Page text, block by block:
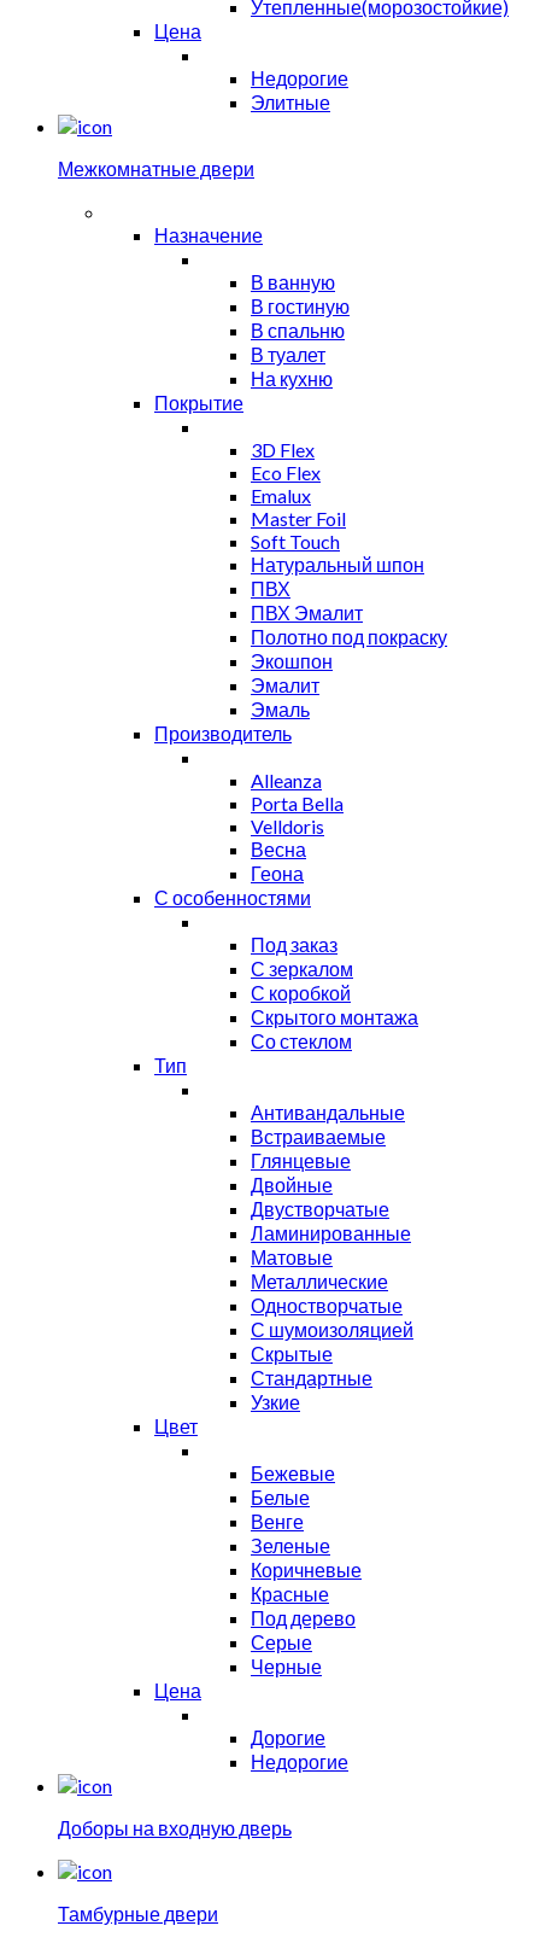
Утепленные(морозостойкие)
Цена
Недорогие
Элитные
Межкомнатные двери
Назначение
В ванную
В гостиную
В спальню
В туалет
На кухню
Покрытие
3D Flex
Eco Flex
Emalux
Master Foil
Soft Touch
Натуральный шпон
ПВХ
ПВХ Эмалит
Полотно под покраску
Экошпон
Эмалит
Эмаль
Производитель
Alleanza
Porta Bella
Velldoris
Весна
Геона
С особенностями
Под заказ
С зеркалом
С коробкой
Скрытого монтажа
Со стеклом
Тип
Антивандальные
Встраиваемые
Глянцевые
Двойные
Двустворчатые
Ламинированные
Матовые
Металлические
Одностворчатые
С шумоизоляцией
Скрытые
Стандартные
Узкие
Цвет
Бежевые
Белые
Венге
Зеленые
Коричневые
Красные
Под дерево
Серые
Черные
Цена
Дорогие
Недорогие
Доборы на входную дверь
Тамбурные двери